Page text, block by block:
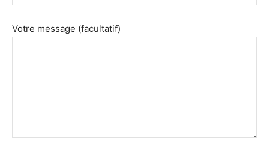
Votre message (facultatif)